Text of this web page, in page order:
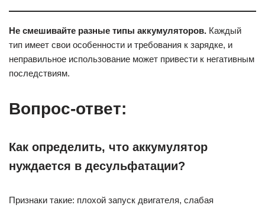
Не смешивайте разные типы аккумуляторов. Каждый
тип имеет свои особенности и требования к зарядке, и
неправильное использование может привести к негативным
последствиям.
Вопрос-ответ:
Как определить, что аккумулятор
нуждается в десульфатации?
Признаки такие: плохой запуск двигателя, слабая